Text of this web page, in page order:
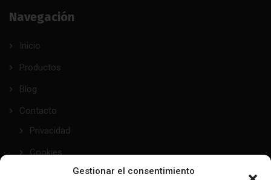
Gestionar el consentimiento
Navegación
Inicio
Productos
Blog
Contacto
Privacidad
Cookies